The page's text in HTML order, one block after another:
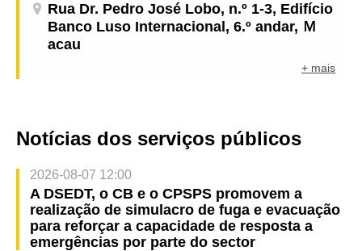
Rua Dr. Pedro José Lobo, n.º 1-3, Edifício
Banco Luso Internacional, 6.º andar, Ｍ
acau
+ mais
Notícias dos serviços públicos
2026-08-07 12:00
A DSEDT, o CB e o CPSPS promovem a
realização de simulacro de fuga e evacuação
para reforçar a capacidade de resposta a
emergências por parte do sector